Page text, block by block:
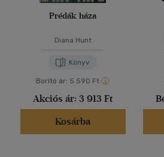
Prédák háza
Diana Hunt
Könyv
Borító ár: 5 590 Ft
Akciós ár: 3 913 Ft
Kosárba